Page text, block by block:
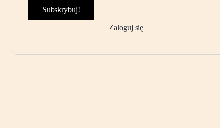
Subskrybuj!
Zaloguj się